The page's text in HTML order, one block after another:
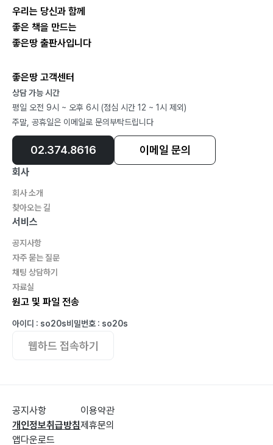
165 질척이던 밤 로길
미니픽션 푸른 공간을 날아서
171 유빙(流氷) 윤신숙
178 잘 있거라 나는 간다 조데레사
183 춘당 카페 김영희
189 파놉티콘 안영실
195 핀란드 연어 낚시 김혁
206 Fallin’ in Friday 서빈
제5회 신인상 당선작
214 제5회 신인상 심사평 심사위원 이진훈, 배명희
217 무능한 탓 김동영
226 트램펄린 할머니 김성호
우리는 당신과 함께
좋은 책을 만드는
좋은땅 출판사입니다
좋은땅 고객센터
상담 가능 시간
평일 오전 9시 ~ 오후 6시 (점심 시간 12 ~ 1시 제외)
주말, 공휴일은 이메일로 문의부탁드립니다
02.374.8616 이메일 문의
회사
회사 소개
찾아오는 길
서비스
공지사항
자주 묻는 질문
채팅 상담하기
자료실
원고 및 파일 전송
아이디 : so20s비밀번호 : so20s
웹하드 접속하기
공지사항
개인정보취급방침
앱다운로드
이용약관
제휴문의